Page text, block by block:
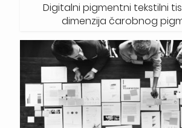
Digitalni pigmentni tekstilni
dimenzija čarobnog